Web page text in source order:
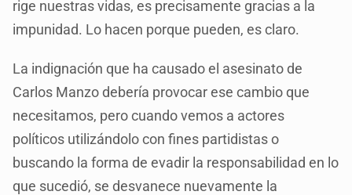
rige nuestras vidas, es precisamente gracias a la
impunidad. Lo hacen porque pueden, es claro.
La indignación que ha causado el asesinato de
Carlos Manzo debería provocar ese cambio que
necesitamos, pero cuando vemos a actores
políticos utilizándolo con fines partidistas o
buscando la forma de evadir la responsabilidad en lo
que sucedió, se desvanece nuevamente la